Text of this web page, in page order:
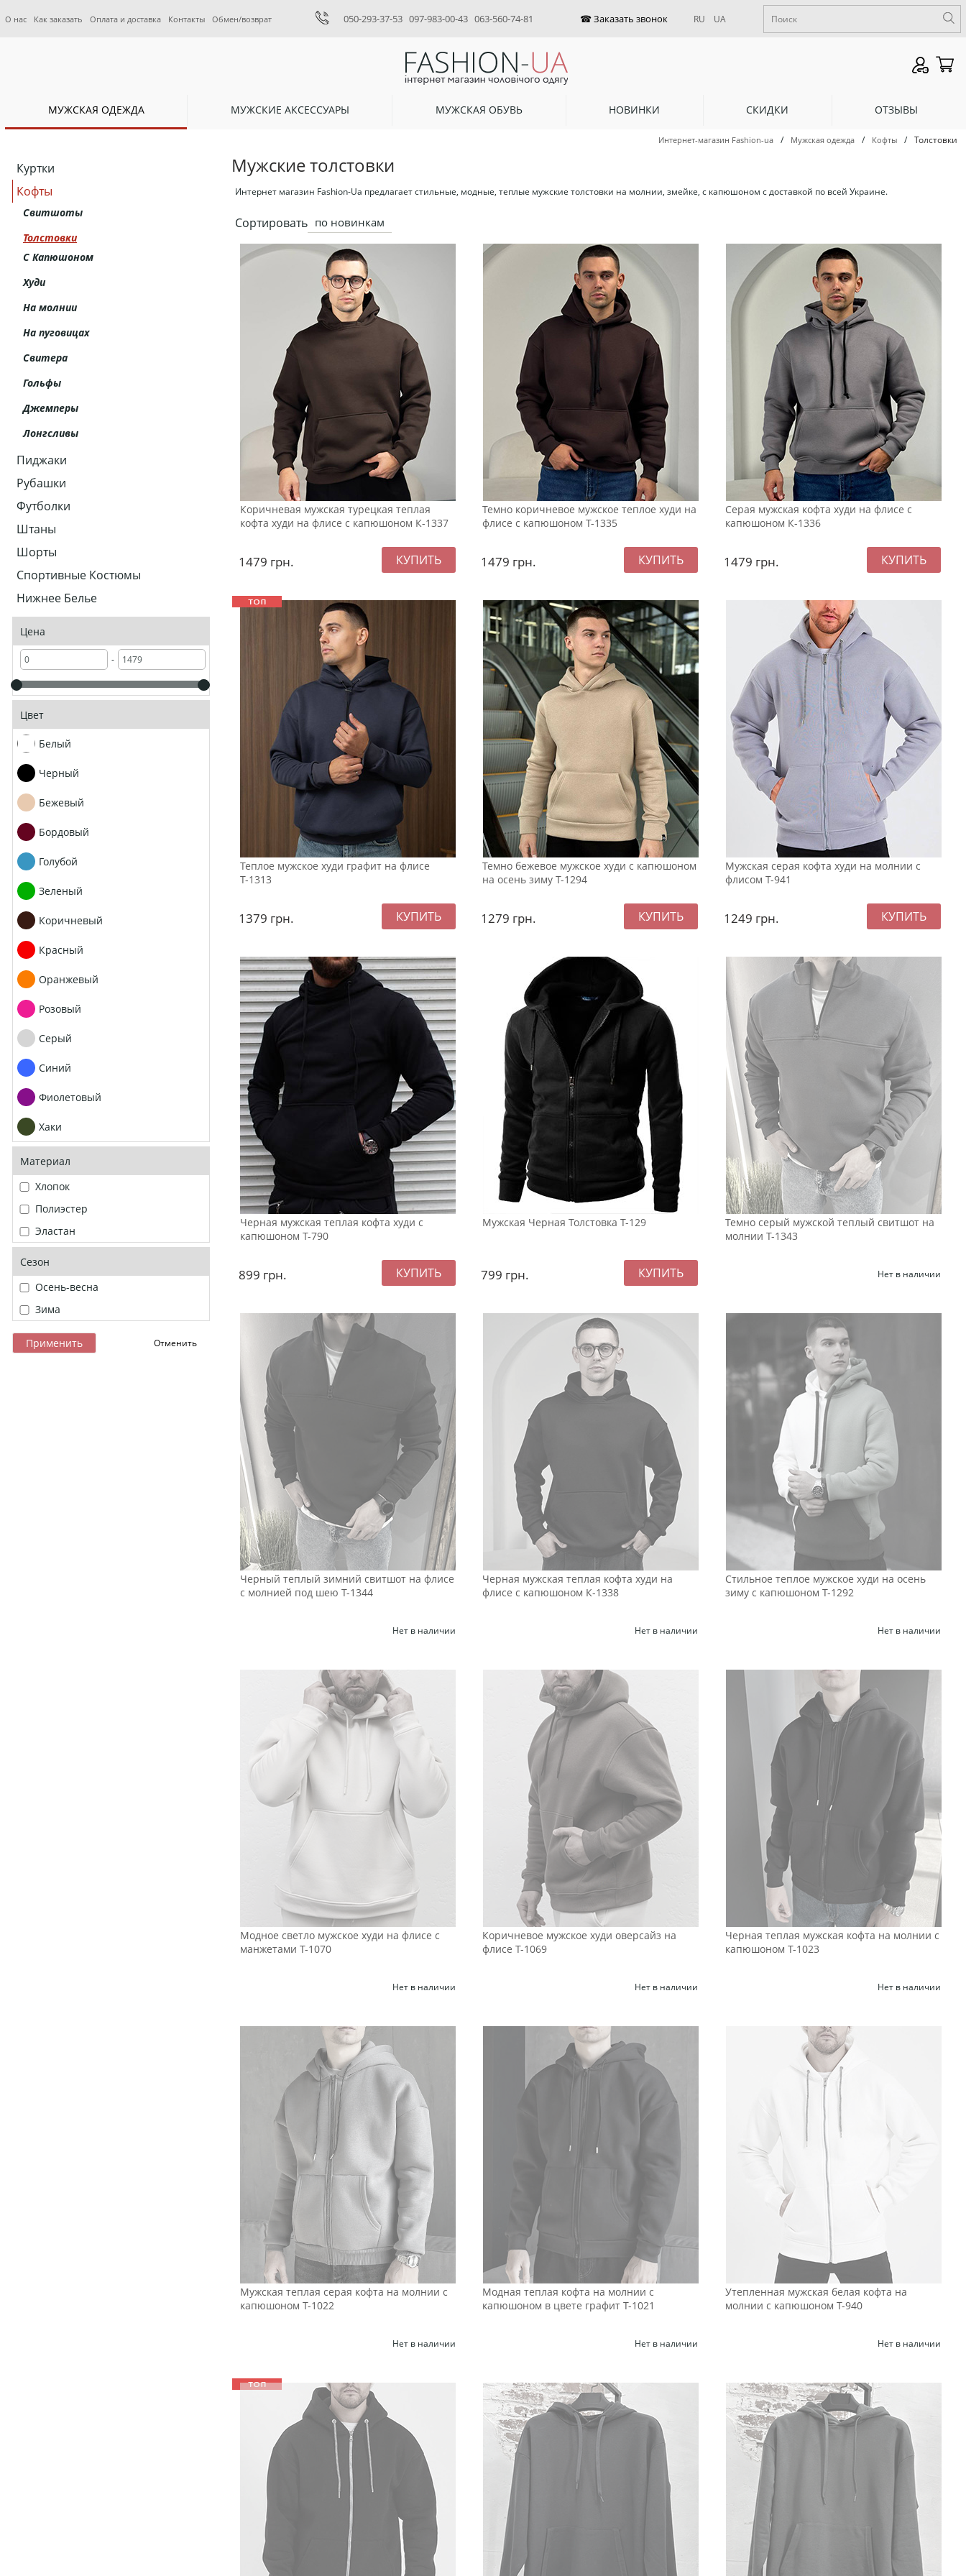
О нас Как заказать Оплата и доставка Контакты Обмен/возврат 050-293-37-53 097-983-00-43 063-560-74-81 RU UA
МУЖСКАЯ ОДЕЖДА МУЖСКИЕ АКСЕССУАРЫ МУЖСКАЯ ОБУВЬ НОВИНКИ СКИДКИ ОТЗЫВЫ
Интернет-магазин Fashion-ua / Мужская одежда / Кофты / Толстовки
Куртки
Кофты
Свитшоты
Толстовки
С Капюшоном
Худи
На молнии
На пуговицах
Свитера
Гольфы
Джемперы
Лонгсливы
Пиджаки
Рубашки
Футболки
Штаны
Шорты
Спортивные Костюмы
Нижнее Белье
Цена
-
Цвет
Белый
Черный
Бежевый
Бордовый
Голубой
Зеленый
Коричневый
Красный
Оранжевый
Розовый
Серый
Синий
Фиолетовый
Хаки
Материал
Хлопок
Полиэстер
Эластан
Сезон
Осень-весна
Зима
Мужские толстовки
Интернет магазин Fashion-Ua предлагает стильные, модные, теплые мужские толстовки на молнии, змейке, с капюшоном с доставкой по всей Украине.
Сортировать по новинкам
Коричневая мужская турецкая теплая
кофта худи на флисе с капюшоном К-1337
1479 грн.
Темно коричневое мужское теплое худи на
флисе с капюшоном Т-1335
1479 грн.
Серая мужская кофта худи на флисе с
капюшоном К-1336
1479 грн.
Теплое мужское худи графит на флисе
Т-1313
1379 грн.
Темно бежевое мужское худи с капюшоном
на осень зиму Т-1294
1279 грн.
Мужская серая кофта худи на молнии с
флисом Т-941
1249 грн.
Черная мужская теплая кофта худи с
капюшоном Т-790
899 грн.
Мужская Черная Толстовка Т-129
799 грн.
Темно серый мужской теплый свитшот на
молнии Т-1343
Нет в наличии
Черный теплый зимний свитшот на флисе
с молнией под шею Т-1344
Нет в наличии
Черная мужская теплая кофта худи на
флисе с капюшоном К-1338
Нет в наличии
Стильное теплое мужское худи на осень
зиму с капюшоном Т-1292
Нет в наличии
Модное светло мужское худи на флисе с
манжетами Т-1070
Нет в наличии
Коричневое мужское худи оверсайз на
флисе Т-1069
Нет в наличии
Черная теплая мужская кофта на молнии с
капюшоном Т-1023
Нет в наличии
Мужская теплая серая кофта на молнии с
капюшоном Т-1022
Нет в наличии
Модная теплая кофта на молнии с
капюшоном в цвете графит Т-1021
Нет в наличии
Утепленная мужская белая кофта на
молнии с капюшоном Т-940
Нет в наличии